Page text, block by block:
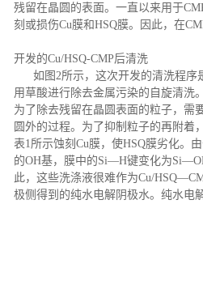
残留在晶圆的表面。一直以来用于
刻或损伤Cu膜和HSQ膜。因此，在
开发的Cu/HSQ-CMP后清洗
如图 2所示，这次开发的清洗程
用草酸进行除去金属污染的自旋清洗。
为了除去残留在晶圆表面的粒子，需
圆外的过程。为了抑制粒子的再附着
表1所示蚀刻Cu膜，使HSQ膜劣化。
的OH基，膜中的Si―H键变化为
此，这些洗涤液很难作为Cu/
极侧得到的纯水电解阴极水。纯水电